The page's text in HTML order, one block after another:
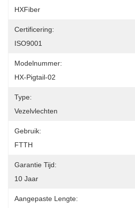
HXFiber
Certificering:
ISO9001
Modelnummer:
HX-Pigtail-02
Type:
Vezelvlechten
Gebruik:
FTTH
Garantie Tijd:
10 Jaar
Aangepaste Lengte: